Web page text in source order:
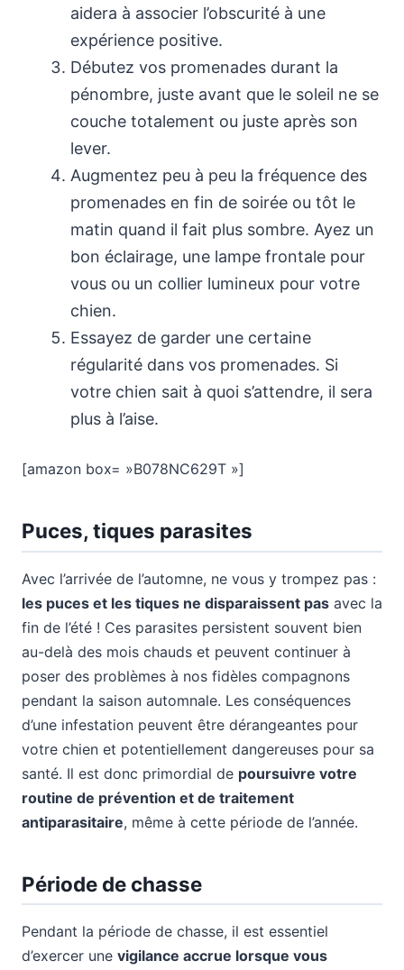
aidera à associer l’obscurité à une
expérience positive.
Débutez vos promenades durant la
pénombre, juste avant que le soleil ne se
couche totalement ou juste après son
lever.
Augmentez peu à peu la fréquence des
promenades en fin de soirée ou tôt le
matin quand il fait plus sombre. Ayez un
bon éclairage, une lampe frontale pour
vous ou un collier lumineux pour votre
chien.
Essayez de garder une certaine
régularité dans vos promenades. Si
votre chien sait à quoi s’attendre, il sera
plus à l’aise.
[amazon box= »B078NC629T »]
Puces, tiques parasites
Avec l’arrivée de l’automne, ne vous y trompez pas :
les puces et les tiques ne disparaissent pas avec la
fin de l’été ! Ces parasites persistent souvent bien
au-delà des mois chauds et peuvent continuer à
poser des problèmes à nos fidèles compagnons
pendant la saison automnale. Les conséquences
d’une infestation peuvent être dérangeantes pour
votre chien et potentiellement dangereuses pour sa
santé. Il est donc primordial de poursuivre votre
routine de prévention et de traitement
antiparasitaire, même à cette période de l’année.
Période de chasse
Pendant la période de chasse, il est essentiel
d’exercer une vigilance accrue lorsque vous